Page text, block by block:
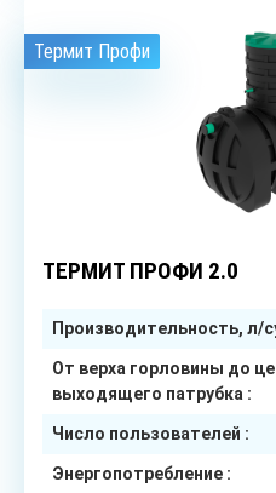
Термит Профи
ТЕРМИТ ПРОФИ 2.0
Производительность, л/
От верха горловины до
выходящего патрубка :
Число пользователей :
Энергопотребление :